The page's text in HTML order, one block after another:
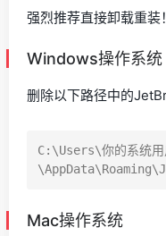
强烈推荐直接卸载重
Windows操作系统
删除以下路径中的
C:\Users\你的系统用
Mac操作系统